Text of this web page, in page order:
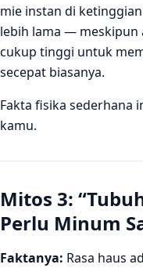
mie instan di
lebih lama — meskipun
cukup tinggi untuk
secepat biasanya.
Fakta fisika sederhana
kamu.
Mitos 3:
Perlu Minum
Faktanya: Rasa haus